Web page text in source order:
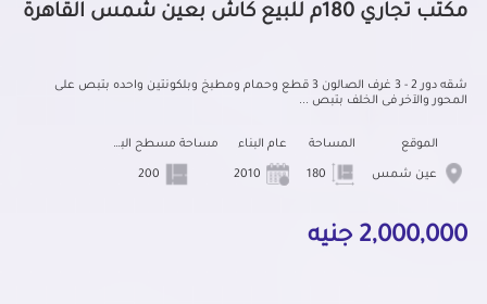
مكتب تجاري 180م للبيع كاش بعين شمس القاهرة
شقه دور 2 - 3 غرف الصالون 3 قطع وحمام ومطبخ وبلكونتين واحده بتبص على
المحور والآخر فى الخلف بتبص ...
الموقع
عين شمس
المساحة عام البناء مساحة مسطح البناء
2,000,000 جنيه